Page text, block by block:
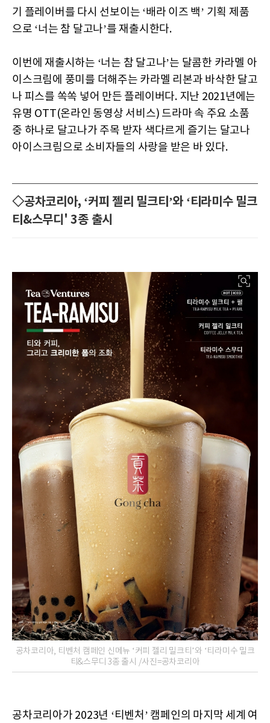
기 플레이버를 다시 선보이는 ‘배라 이즈 백’ 기획 제품
으로 ‘너는 참 달고나’를 재출시한다.
이번에 재출시하는 ‘너는 참 달고나’는 달콤한 카라멜 아
이스크림에 풍미를 더해주는 카라멜 리본과 바삭한 달고
나 피스를 쏙쏙 넣어 만든 플레이버다. 지난 2021년에는
유명 OTT(온라인 동영상 서비스) 드라마 속 주요 소품
중 하나로 달고나가 주목 받자 색다르게 즐기는 달고나
아이스크림으로 소비자들의 사랑을 받은 바 있다.
◇공차코리아, ‘커피 젤리 밀크티’와 ‘티라미수 밀크
티&스무디' 3종 출시
공차코리아, 티벤처 캠페인 신메뉴 ‘커피 젤리 밀크티’와 ‘티라미수 밀크
티&스무디 3종 출시 /사진=공차코리아
공차코리아가 2023년 ‘티벤처’ 캠페인의 마지막 세계 여